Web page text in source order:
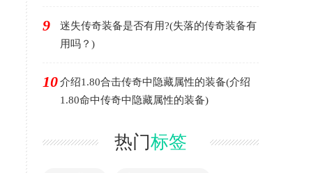
9
迷失传奇装备是否有用?(失落的传奇装备有
用吗？)
10介绍1.80合击传奇中隐藏属性的装备(介绍
1.80命中传奇中隐藏属性的装备)
热门标签